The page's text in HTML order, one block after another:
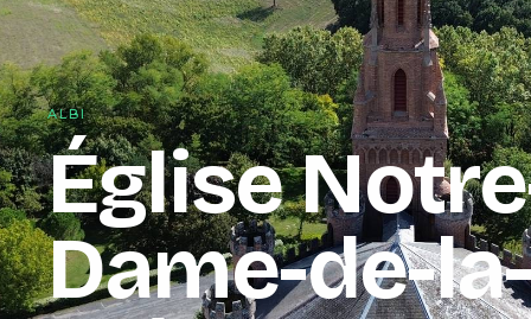
ALBI
Église
Dame-de-la-